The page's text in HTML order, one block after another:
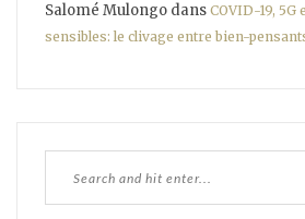
Salomé Mulongo dans COVID-19, 5G
sensibles: le clivage entre bien-